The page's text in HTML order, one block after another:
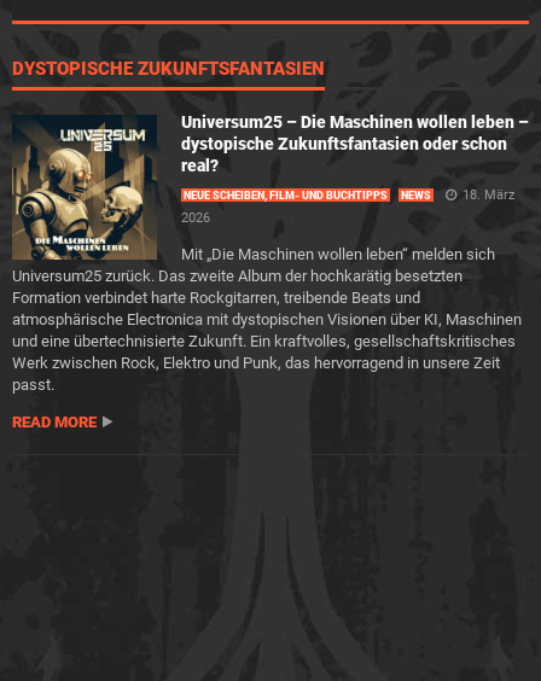
DYSTOPISCHE ZUKUNFTSFANTASIEN
Universum25 – Die Maschinen wollen leben –
dystopische Zukunftsfantasien oder schon
real?
NEUE SCHEIBEN, FILM- UND BUCHTIPPS NEWS
18. März
2026
Mit „Die Maschinen wollen leben“ melden sich
Universum25 zurück. Das zweite Album der hochkarätig besetzten
Formation verbindet harte Rockgitarren, treibende Beats und
atmosphärische Electronica mit dystopischen Visionen über KI, Maschinen
und eine übertechnisierte Zukunft. Ein kraftvolles, gesellschaftskritisches
Werk zwischen Rock, Elektro und Punk, das hervorragend in unsere Zeit
passt.
READ MORE